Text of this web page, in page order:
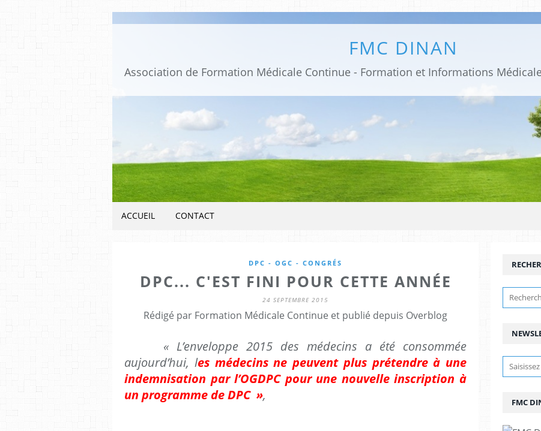
FMC DINAN
ACCUEIL CONTACT
DPC - OGC - CONGRÉS
DPC... C'EST FINI POUR CETTE ANNÉE
24 SEPTEMBRE 2015
Rédigé par Formation Médicale Continue et publié depuis Overblog
« L’enveloppe 2015 des médecins a été consommée
aujourd’hui, les médecins ne peuvent plus prétendre à une
indemnisation par l’OGDPC pour une nouvelle inscription à
un programme de DPC », FMC